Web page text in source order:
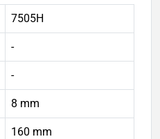
7505H
-
-
8 mm
160 mm